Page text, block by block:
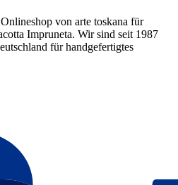
von arte toskana für
Impruneta. Wir sind seit 1987
für handgefertigtes